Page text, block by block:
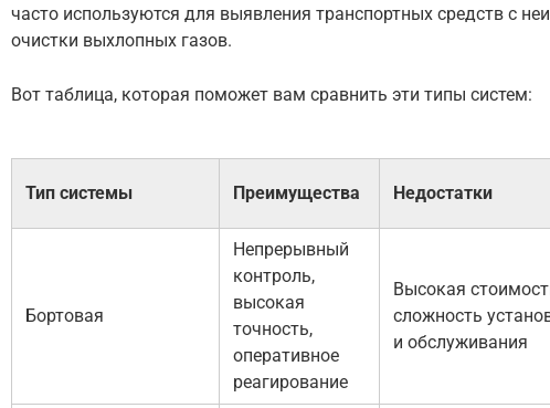
часто используются для выявления транспортных средств с
очистки выхлопных газов.
Вот таблица, которая поможет вам сравнить эти типы систем:
Тип системы Преимущества Недостатки
Бортовая
Непрерывный
контроль,
высокая
точность,
оперативное
реагирование
Высокая
сложность
и обслуживания